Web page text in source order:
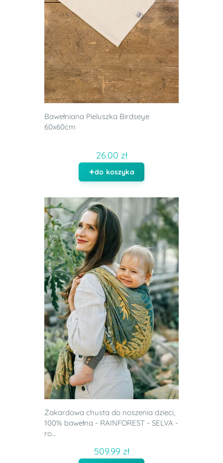
Bawełniana Pieluszka Birdseye
60x60cm
26.00 zł
do koszyka
Żakardowa chusta do noszenia dzieci,
100% bawełna - RAINFOREST - SELVA -
ro...
509.99 zł